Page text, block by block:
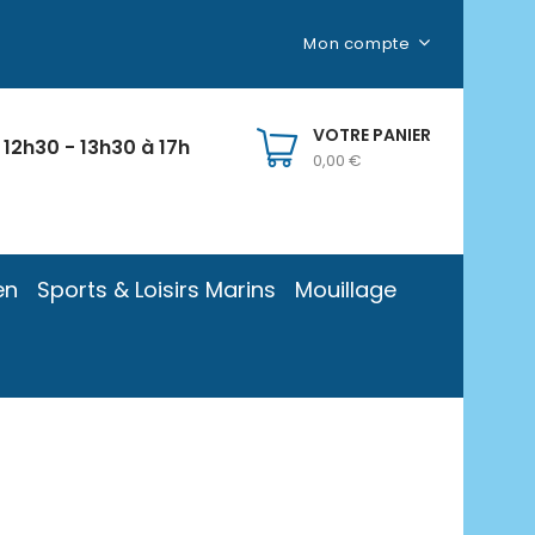
Mon compte
VOTRE PANIER
0,00 €
- 13h30 à 17h
Sports & Loisirs Marins Mouillage